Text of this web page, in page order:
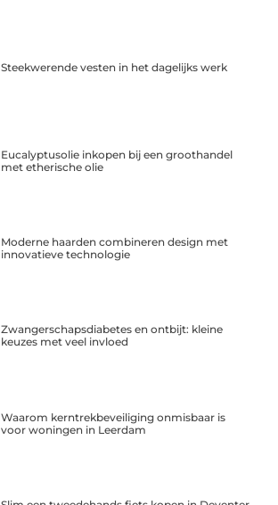
Steekwerende vesten in het dagelijks werk
Eucalyptusolie inkopen bij een groothandel
met etherische olie
Moderne haarden combineren design met
innovatieve technologie
Zwangerschapsdiabetes en ontbijt: kleine
keuzes met veel invloed
Waarom kerntrekbeveiliging onmisbaar is
voor woningen in Leerdam